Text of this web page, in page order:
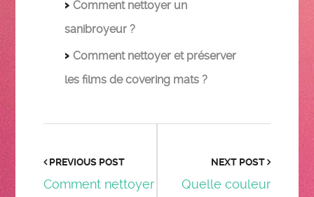
Comment nettoyer un
sanibroyeur ?
Comment nettoyer et préserver
les films de covering mats ?
PREVIOUS POST
Comment nettoyer
NEXT POST
Quelle couleur